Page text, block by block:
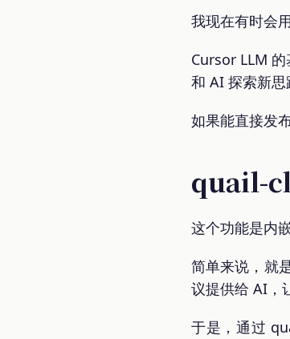
我现在有时会用
Cursor LLM
和 AI 探索新思
如果能直接发
quail-
这个功能是内
简单来说，就
议提供给 AI，
于是，通过